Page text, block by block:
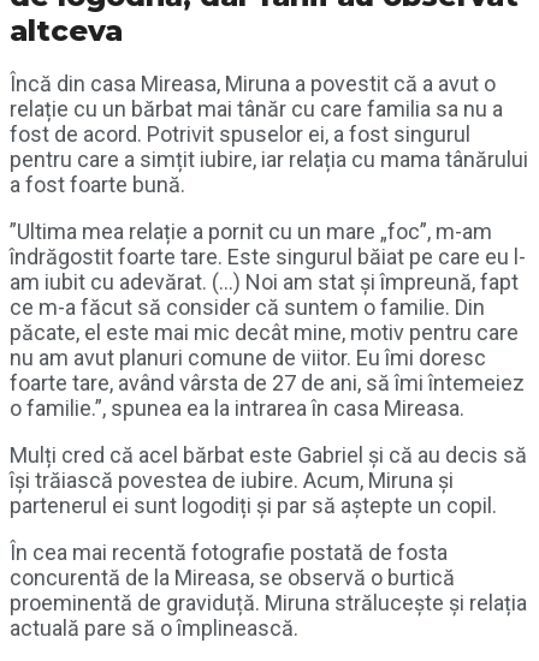
altceva
Încă din casa Mireasa, Miruna a povestit că a avut o
relație cu un bărbat mai tânăr cu care familia sa nu a
fost de acord. Potrivit spuselor ei, a fost singurul
pentru care a simțit iubire, iar relația cu mama tânărului
a fost foarte bună.
”Ultima mea relație a pornit cu un mare „foc”, m-am
îndrăgostit foarte tare. Este singurul băiat pe care eu l-
am iubit cu adevărat. (…) Noi am stat și împreună, fapt
ce m-a făcut să consider că suntem o familie. Din
păcate, el este mai mic decât mine, motiv pentru care
nu am avut planuri comune de viitor. Eu îmi doresc
foarte tare, având vârsta de 27 de ani, să îmi întemeiez
o familie.”, spunea ea la intrarea în casa Mireasa.
Mulți cred că acel bărbat este Gabriel și că au decis să
își trăiască povestea de iubire. Acum, Miruna și
partenerul ei sunt logodiți și par să aștepte un copil.
În cea mai recentă fotografie postată de fosta
concurentă de la Mireasa, se observă o burtică
proeminentă de graviduță. Miruna strălucește și relația
actuală pare să o împlinească.